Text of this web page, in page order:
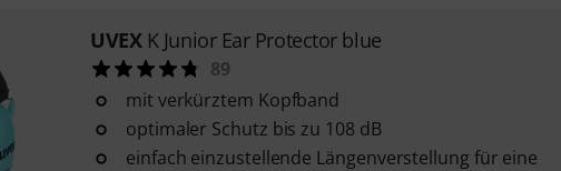
UVEX K Junior Ear Protector blue
89
mit verkürztem Kopfband
optimaler Schutz bis zu 108 dB
einfach einzustellende Längenverstellung für eine